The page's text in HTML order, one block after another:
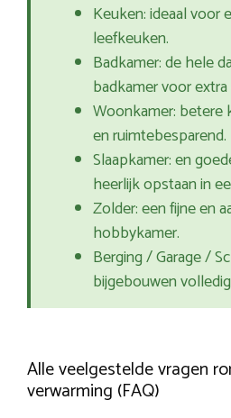
Keuken: ideaal voor
leefkeuken.
Badkamer: de hele
badkamer voor
Woonkamer: betere
en ruimtebesparend.
Slaapkamer: en
heerlijk opstaan in
Zolder: een fijne en
hobbykamer.
Berging / Garage /
bijgebouwen
Alle veelgestelde vragen
verwarming (FAQ)